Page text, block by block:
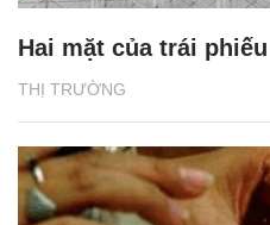
THỊ TRƯỜNG
Hai mặt của trái